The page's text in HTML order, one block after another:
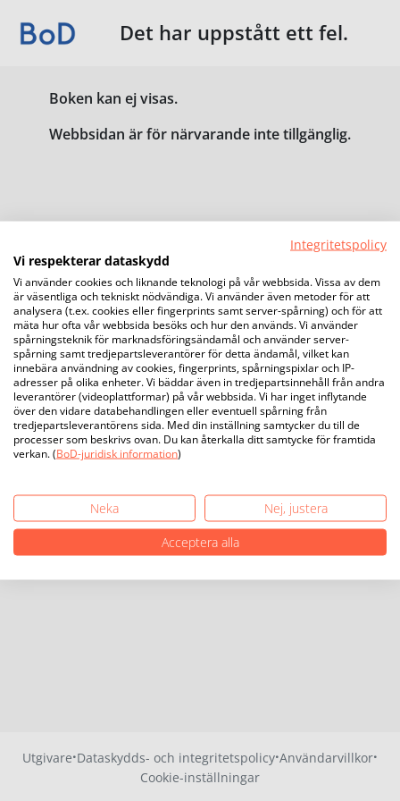
Det har uppstått ett fel.
Boken kan ej visas.
Webbsidan är för närvarande inte tillgänglig.
Utgivare·Dataskydds- och integritetspolicy·Användarvillkor·
Cookie-inställningar
Integritetspolicy
Vi respekterar dataskydd
Vi använder cookies och liknande teknologi på vår webbsida. Vissa av dem
är väsentliga och tekniskt nödvändiga. Vi använder även metoder för att
analysera (t.ex. cookies eller fingerprints samt server-spårning) och för att
mäta hur ofta vår webbsida besöks och hur den används. Vi använder
spårningsteknik för marknadsföringsändamål och använder server-
spårning samt tredjepartsleverantörer för detta ändamål, vilket kan
innebära användning av cookies, fingerprints, spårningspixlar och IP-
adresser på olika enheter. Vi bäddar även in tredjepartsinnehåll från andra
leverantörer (videoplattformar) på vår webbsida. Vi har inget inflytande
över den vidare databehandlingen eller eventuell spårning från
tredjepartsleverantörens sida. Med din inställning samtycker du till de
processer som beskrivs ovan. Du kan återkalla ditt samtycke för framtida
verkan. (BoD-juridisk information)
Neka
Nej, justera
Acceptera alla